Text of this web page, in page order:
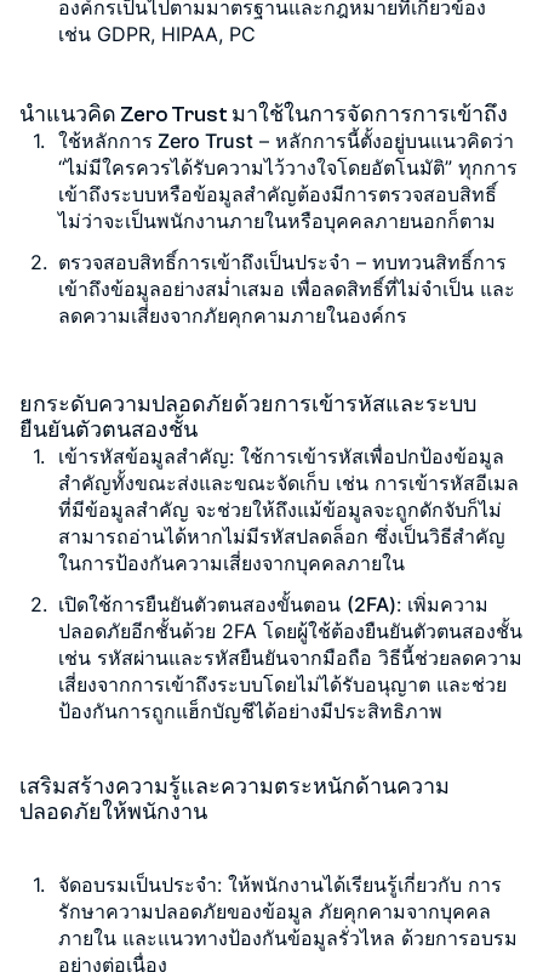
องค์กรเป็นไปตามมาตรฐานและกฎหมายที่เกี่ยวข้อง
เช่น GDPR, HIPAA, PC
นำแนวคิด Zero Trust มาใช้ในการจัดการการเข้าถึง
ใช้หลักการ Zero Trust – หลักการนี้ตั้งอยู่บนแนวคิดว่า
“ไม่มีใครควรได้รับความไว้วางใจโดยอัตโนมัติ” ทุกการ
เข้าถึงระบบหรือข้อมูลสำคัญต้องมีการตรวจสอบสิทธิ์
ไม่ว่าจะเป็นพนักงานภายในหรือบุคคลภายนอกก็ตาม
ตรวจสอบสิทธิ์การเข้าถึงเป็นประจำ – ทบทวนสิทธิ์การ
เข้าถึงข้อมูลอย่างสม่ำเสมอ เพื่อลดสิทธิ์ที่ไม่จำเป็น และ
ลดความเสี่ยงจากภัยคุกคามภายในองค์กร
ยกระดับความปลอดภัยด้วยการเข้ารหัสและระบบ
ยืนยันตัวตนสองชั้น
เข้ารหัสข้อมูลสำคัญ: ใช้การเข้ารหัสเพื่อปกป้องข้อมูล
สำคัญทั้งขณะส่งและขณะจัดเก็บ เช่น การเข้ารหัสอีเมล
ที่มีข้อมูลสำคัญ จะช่วยให้ถึงแม้ข้อมูลจะถูกดักจับก็ไม่
สามารถอ่านได้หากไม่มีรหัสปลดล็อก ซึ่งเป็นวิธีสำคัญ
ในการป้องกันความเสี่ยงจากบุคคลภายใน
เปิดใช้การยืนยันตัวตนสองขั้นตอน (2FA): เพิ่มความ
ปลอดภัยอีกชั้นด้วย 2FA โดยผู้ใช้ต้องยืนยันตัวตนสองชั้น
เช่น รหัสผ่านและรหัสยืนยันจากมือถือ วิธีนี้ช่วยลดความ
เสี่ยงจากการเข้าถึงระบบโดยไม่ได้รับอนุญาต และช่วย
ป้องกันการถูกแฮ็กบัญชีได้อย่างมีประสิทธิภาพ
เสริมสร้างความรู้และความตระหนักด้านความ
ปลอดภัยให้พนักงาน
จัดอบรมเป็นประจำ: ให้พนักงานได้เรียนรู้เกี่ยวกับ การ
รักษาความปลอดภัยของข้อมูล ภัยคุกคามจากบุคคล
ภายใน และแนวทางป้องกันข้อมูลรั่วไหล ด้วยการอบรม
อย่างต่อเนื่อง